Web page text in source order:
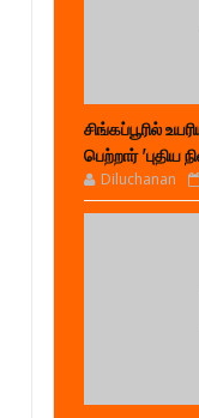
சிங்கப்பூரில்
பெற்றார் 'புதிய
Diluchanan